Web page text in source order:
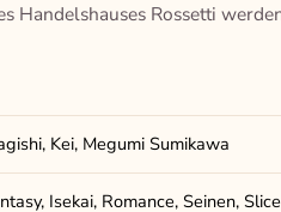
Handelshauses Rossetti
Kei, Megumi Sumikawa
Isekai, Romance, Seinen,